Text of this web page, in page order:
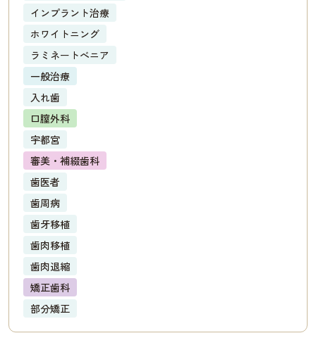
インプラント治療
ホワイトニング
ラミネートべニア
一般治療
入れ歯
口膣外科
宇都宮
審美・補綴歯科
歯医者
歯周病
歯牙移植
歯肉移植
歯肉退縮
矯正歯科
部分矯正